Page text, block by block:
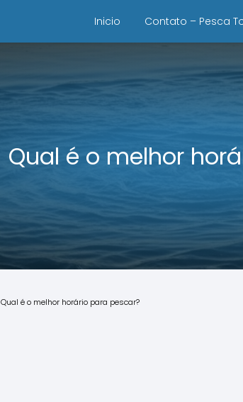
Inicio Contato – Pesca
Qual é o melhor
Qual é o melhor horário para pescar?